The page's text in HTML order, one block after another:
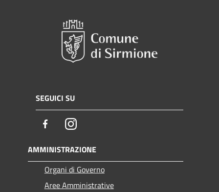
SEGUICI SU
FacebookInstagram
AMMINISTRAZIONE
Organi di Governo
Aree Amministrative